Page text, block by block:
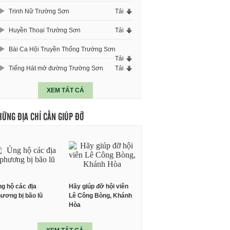
Trinh Nữ Trường Sơn Tải
Huyền Thoại Trường Sơn Tải
Bài Ca Hội Truyền Thống Trường Sơn
Tải
Tiếng Hát mở đường Trường Sơn
Tải
XEM TẤT CẢ
ĐỊA CHỈ CẦN GIÚP ĐỠ
hộ các địa
bị bão lũ
Hãy giúp đỡ hội viên
Lê Công Bòng, Khánh
Hòa